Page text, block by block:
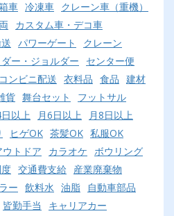
車 冷凍車 クレーン車（重機）
カスタム車・デコ車
パワーゲート
クレーン
ー・ジョルダー
センター便
コンビニ配送 衣料品 食品 建材
貨 舞台セット
フットサル
以上 月6日以上
月8日以上
ヒゲOK 茶髪OK 私服OK
ウトドア カラオケ ボウリング
交通費支給
産業廃棄物
ー 飲料水 油脂
自動車部品
皆勤手当
キャリアカー